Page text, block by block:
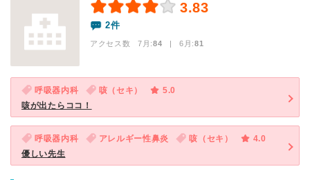
3.83
2件
アクセス数 7月:84 | 6月:81
呼吸器内科 咳（セキ）
5.0
咳が出たらココ！
呼吸器内科 アレルギー性鼻炎 咳（セキ）
4.0
優しい先生